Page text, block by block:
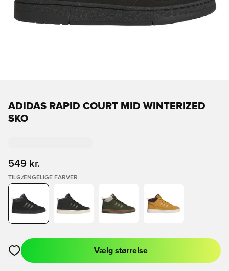
ADIDAS RAPID COURT MID WINTERIZED
SKO
549 kr.
TILGÆNGELIGE FARVER
Åbner en Modal til at logge ind eller tilmelde dig som medlem
Vælg størrelse